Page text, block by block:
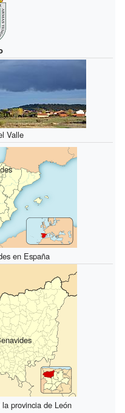
Valle
en España
provincia de León